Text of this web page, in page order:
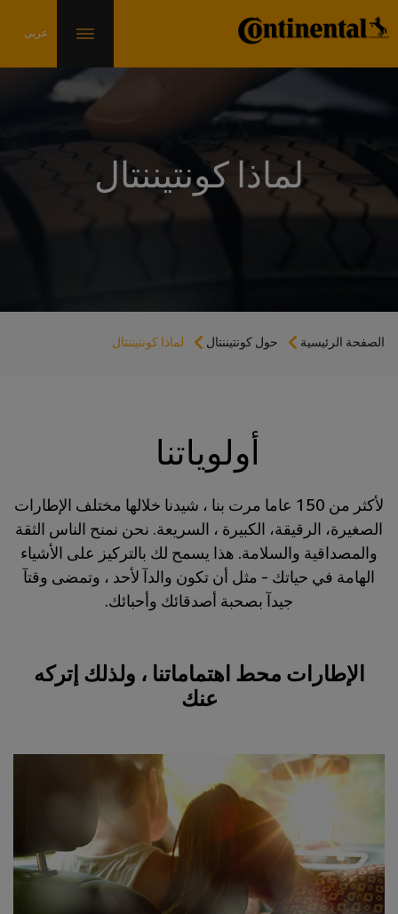
لماذا كونتيننتال
الصفحة الرئيسية حول كونتيننتال لماذا كونتيننتال
أولوياتنا
لأكثر من 150 عاما مرت بنا ، شيدنا خلالها مختلف الإطارات
الصغيرة، الرقيقة، الكبيرة ، السريعة. نحن نمنح الناس الثقة
والمصداقية والسلامة. هذا يسمح لك بالتركيز على الأشياء
الهامة في حياتك – مثل أن تكون والدآ لأحد ، وتمضى وقتآ
جيدآ بصحبة أصدقائك وأحبائك.
الإطارات محط اهتماماتنا ، ولذلك إتركه
عنك